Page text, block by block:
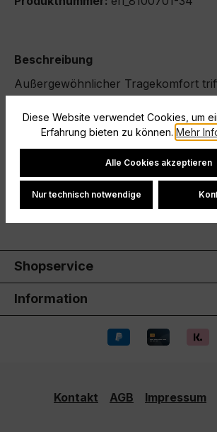
Beschreibung
Außergewöhnlicher Tragekomfort
Beinabschlussspezieller
Damenschnittschnelltrockne…Mehr
Shopservice
Information
Kontakt AGB Impressum
Diese Website verwendet Cookies, um
Erfahrung bieten zu können. Mehr
Cookie-Einstellungen
Alle Cookies akzeptieren
Nur technisch notwendige